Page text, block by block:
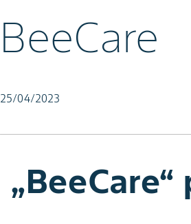
BeeCare
25/04/2023